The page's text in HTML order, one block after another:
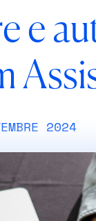
e
2024